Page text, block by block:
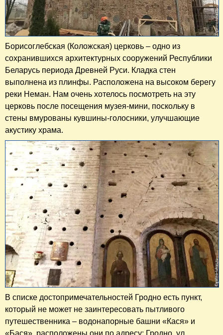
Борисоглебская (Коложская) церковь – одно из
сохранившихся архитектурных сооружений Республики
Беларусь периода Древней Руси. Кладка стен
выполнена из плинфы. Расположена на высоком берегу
реки Неман. Нам очень хотелось посмотреть на эту
церковь после посещения музея-мини, поскольку в
стены вмурованы кувшины-голосники, улучшающие
акустику храма.
В списке достопримечательностей Гродно есть пункт,
который не может не заинтересовать пытливого
путешественника – водонапорные башни «Кася» и